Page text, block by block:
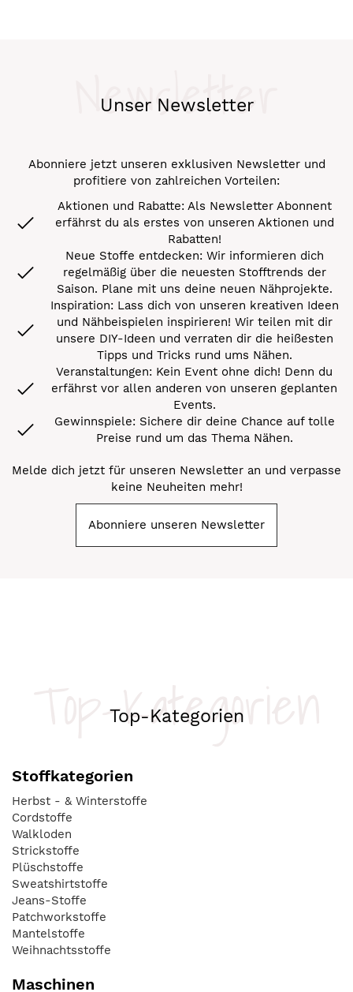
Unser Newsletter
Newsletter
Abonniere jetzt unseren exklusiven Newsletter und
profitiere von zahlreichen Vorteilen:
Aktionen und Rabatte: Als Newsletter Abonnent
erfährst du als erstes von unseren Aktionen und
Rabatten!
Neue Stoffe entdecken: Wir informieren dich
regelmäßig über die neuesten Stofftrends der
Saison. Plane mit uns deine neuen Nähprojekte.
Inspiration: Lass dich von unseren kreativen Ideen
und Nähbeispielen inspirieren! Wir teilen mit dir
unsere DIY-Ideen und verraten dir die heißesten
Tipps und Tricks rund ums Nähen.
Veranstaltungen: Kein Event ohne dich! Denn du
erfährst vor allen anderen von unseren geplanten
Events.
Gewinnspiele: Sichere dir deine Chance auf tolle
Preise rund um das Thema Nähen.
Melde dich jetzt für unseren Newsletter an und verpasse
keine Neuheiten mehr!
Abonniere unseren Newsletter
Top-Kategorien
Top-Kategorien
Stoffkategorien
Herbst - & Winterstoffe
Cordstoffe
Walkloden
Strickstoffe
Plüschstoffe
Sweatshirtstoffe
Jeans-Stoffe
Patchworkstoffe
Mantelstoffe
Weihnachtsstoffe
Maschinen